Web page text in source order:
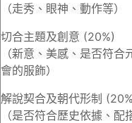
（走秀、眼神、動作等）
切合主題及創意 (20%)
（新意、美感、是否符合
會的服飾）
解說契合及朝代形制
（是否符合歷史依據、配